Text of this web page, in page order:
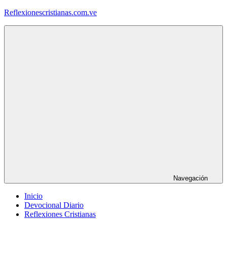
Saltar
Reflexionescristianas.com.ve
Navegación
Inicio
Devocional Diario
Reflexiones Cristianas